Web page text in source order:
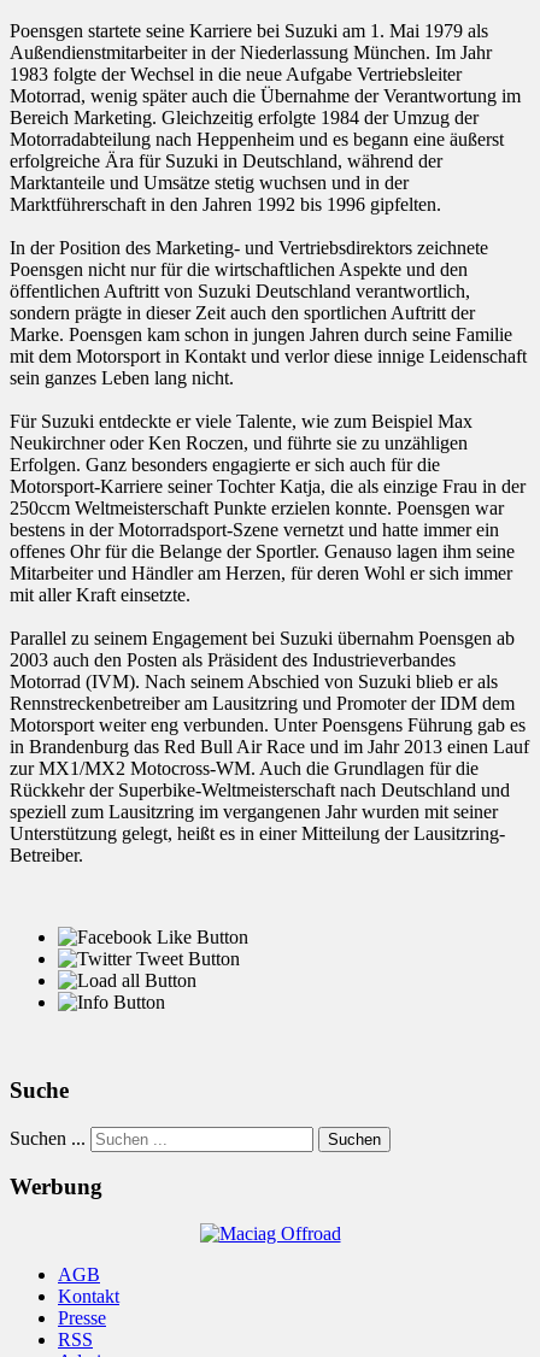
Poensgen startete seine Karriere bei Suzuki am 1. Mai 1979 als
Außendienstmitarbeiter in der Niederlassung München. Im Jahr
1983 folgte der Wechsel in die neue Aufgabe Vertriebsleiter
Motorrad, wenig später auch die Übernahme der Verantwortung im
Bereich Marketing. Gleichzeitig erfolgte 1984 der Umzug der
Motorradabteilung nach Heppenheim und es begann eine äußerst
erfolgreiche Ära für Suzuki in Deutschland, während der
Marktanteile und Umsätze stetig wuchsen und in der
Marktführerschaft in den Jahren 1992 bis 1996 gipfelten.
In der Position des Marketing- und Vertriebsdirektors zeichnete
Poensgen nicht nur für die wirtschaftlichen Aspekte und den
öffentlichen Auftritt von Suzuki Deutschland verantwortlich,
sondern prägte in dieser Zeit auch den sportlichen Auftritt der
Marke. Poensgen kam schon in jungen Jahren durch seine Familie
mit dem Motorsport in Kontakt und verlor diese innige Leidenschaft
sein ganzes Leben lang nicht.
Für Suzuki entdeckte er viele Talente, wie zum Beispiel Max
Neukirchner oder Ken Roczen, und führte sie zu unzähligen
Erfolgen. Ganz besonders engagierte er sich auch für die
Motorsport-Karriere seiner Tochter Katja, die als einzige Frau in der
250ccm Weltmeisterschaft Punkte erzielen konnte. Poensgen war
bestens in der Motorradsport-Szene vernetzt und hatte immer ein
offenes Ohr für die Belange der Sportler. Genauso lagen ihm seine
Mitarbeiter und Händler am Herzen, für deren Wohl er sich immer
mit aller Kraft einsetzte.
Parallel zu seinem Engagement bei Suzuki übernahm Poensgen ab
2003 auch den Posten als Präsident des Industrieverbandes
Motorrad (IVM). Nach seinem Abschied von Suzuki blieb er als
Rennstreckenbetreiber am Lausitzring und Promoter der IDM dem
Motorsport weiter eng verbunden. Unter Poensgens Führung gab es
in Brandenburg das Red Bull Air Race und im Jahr 2013 einen Lauf
zur MX1/MX2 Motocross-WM. Auch die Grundlagen für die
Rückkehr der Superbike-Weltmeisterschaft nach Deutschland und
speziell zum Lausitzring im vergangenen Jahr wurden mit seiner
Unterstützung gelegt, heißt es in einer Mitteilung der Lausitzring-
Betreiber.
Suche
Suchen ... Suchen
Werbung
AGB
Kontakt
Presse
RSS